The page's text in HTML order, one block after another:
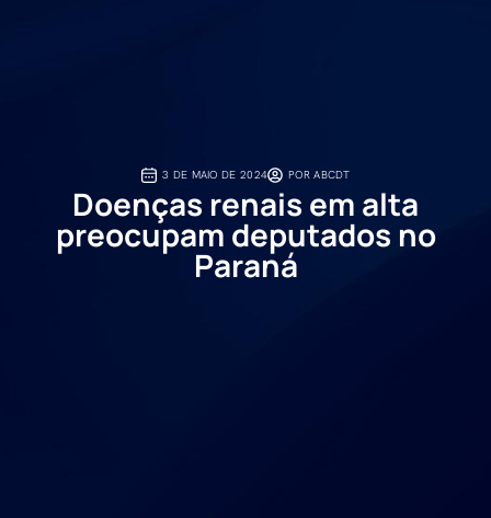
3 DE MAIO DE 2024 POR ABCDT
Doenças renais em alta
preocupam deputados no
Paraná